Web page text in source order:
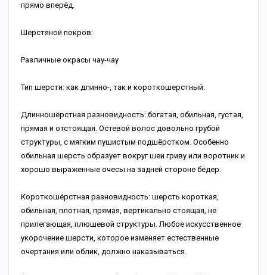
прямо вперёд.
Шерстяной покров:
Различные окрасы чау-чау
Тип шерсти: как длинно-, так и короткошерстный.
Длинношёрстная разновидность: богатая, обильная, густая,
прямая и отстоящая. Остевой волос довольно грубой
структуры, с мягким пушистым подшёрстком. Особенно
обильная шерсть образует вокруг шеи гриву или воротник и
хорошо выраженные очесы на задней стороне бёдер.
Короткошёрстная разновидность: шерсть короткая,
обильная, плотная, прямая, вертикально стоящая, не
прилегающая, плюшевой структуры. Любое искусственное
укорочение шерсти, которое изменяет естественные
очертания или облик, должно наказываться.